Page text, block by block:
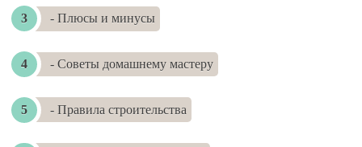
- Плюсы и минусы
- Советы домашнему мастеру
- Правила строительства